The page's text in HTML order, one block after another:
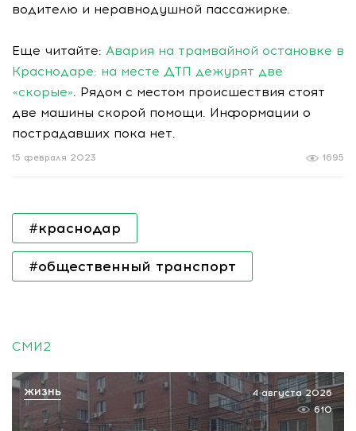
водителю и неравнодушной пассажирке.
Еще читайте: Авария на трамвайной остановке в
Краснодаре: на месте ДТП дежурят две
«скорые». Рядом с местом происшествия стоят
две машины скорой помощи. Информации о
пострадавших пока нет.
1695
15 февраля 2023
#краснодар
#общественный транспорт
СМИ2
4 августа 2026
610
ЖИЗНЬ